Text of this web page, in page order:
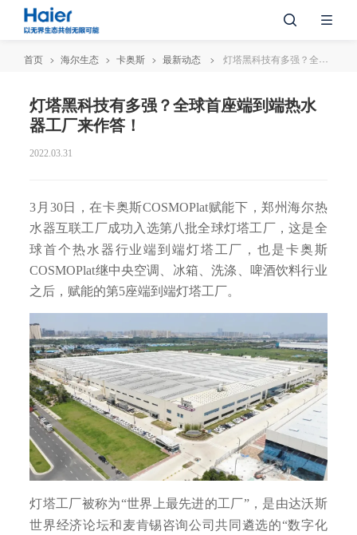
首页 海尔生态 卡奥斯 最新动态 灯塔黑科技有多强？全球首座端到端热水器工厂来作答！
灯塔黑科技有多强？全球首座端到端热水
器工厂来作答！
2022.03.31
3月30日，在卡奥斯COSMOPlat赋能下，郑州海尔热
水器互联工厂成功入选第八批全球灯塔工厂，这是全
球首个热水器行业端到端灯塔工厂，也是卡奥斯
COSMOPlat继中央空调、冰箱、洗涤、啤酒饮料行业
之后，赋能的第5座端到端灯塔工厂。
灯塔工厂被称为“世界上最先进的工厂”，是由达沃斯
世界经济论坛和麦肯锡咨询公司共同遴选的“数字化